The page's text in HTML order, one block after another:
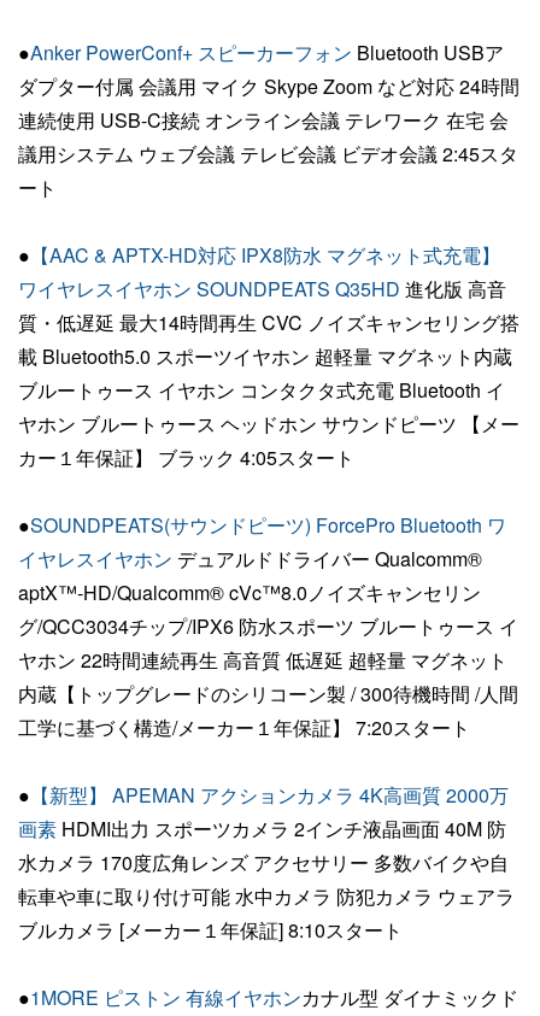
●Anker PowerConf+ スピーカーフォン Bluetooth USBア
ダプター付属 会議用 マイク Skype Zoom など対応 24時間
連続使用 USB-C接続 オンライン会議 テレワーク 在宅 会
議用システム ウェブ会議 テレビ会議 ビデオ会議 2:45スタ
ート
● 【AAC & APTX-HD対応 IPX8防水 マグネット式充電】
ワイヤレスイヤホン SOUNDPEATS Q35HD 進化版 高音
質・低遅延 最大14時間再生 CVC ノイズキャンセリング搭
載 Bluetooth5.0 スポーツイヤホン 超軽量 マグネット内蔵
ブルートゥース イヤホン コンタクタ式充電 Bluetooth イ
ヤホン ブルートゥース ヘッドホン サウンドピーツ 【メー
カー１年保証】 ブラック 4:05スタート
●SOUNDPEATS(サウンドピーツ) ForcePro Bluetooth ワ
イヤレスイヤホン デュアルドドライバー Qualcomm®
aptX™-HD/Qualcomm® cVc™8.0ノイズキャンセリン
グ/QCC3034チップ/IPX6 防水スポーツ ブルートゥース イ
ヤホン 22時間連続再生 高音質 低遅延 超軽量 マグネット
内蔵【トップグレードのシリコーン製 / 300待機時間 /人間
工学に基づく構造/メーカー１年保証】 7:20スタート
● 【新型】 APEMAN アクションカメラ 4K高画質 2000万
画素 HDMI出力 スポーツカメラ 2インチ液晶画面 40M 防
水カメラ 170度広角レンズ アクセサリー 多数バイクや自
転車や車に取り付け可能 水中カメラ 防犯カメラ ウェアラ
ブルカメラ [メーカー１年保証] 8:10スタート
●1MORE ピストン 有線イヤホンカナル型 ダイナミックド